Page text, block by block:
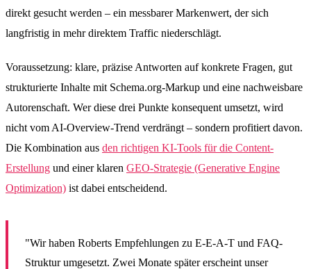
direkt gesucht werden – ein messbarer Markenwert, der sich
langfristig in mehr direktem Traffic niederschlägt.
Voraussetzung: klare, präzise Antworten auf konkrete Fragen, gut
strukturierte Inhalte mit Schema.org-Markup und eine nachweisbare
Autorenschaft. Wer diese drei Punkte konsequent umsetzt, wird
nicht vom AI-Overview-Trend verdrängt – sondern profitiert davon.
Die Kombination aus den richtigen KI-Tools für die Content-
Erstellung und einer klaren GEO-Strategie (Generative Engine
Optimization) ist dabei entscheidend.
"Wir haben Roberts Empfehlungen zu E-E-A-T und FAQ-
Struktur umgesetzt. Zwei Monate später erscheint unser